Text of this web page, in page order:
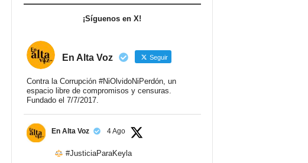
¡Síguenos en X!
En Alta Voz Seguir
Contra la Corrupción #NiOlvidoNiPerdón, un
espacio libre de compromisos y censuras.
Fundado el 7/7/2017.
En Alta Voz 4 Ago
#JusticiaParaKeyla